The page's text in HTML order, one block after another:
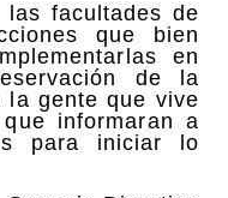
las facultades de
que bien
en
de la
la gente que vive
informaran a
para iniciar lo